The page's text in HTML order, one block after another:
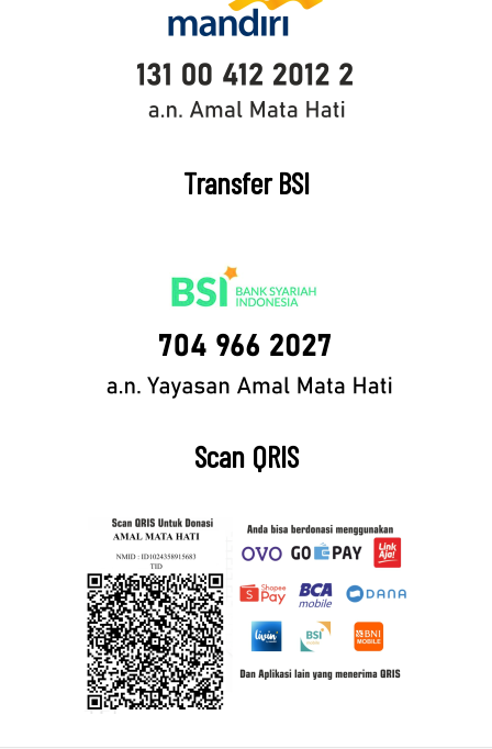
Transfer BSI
Scan QRIS